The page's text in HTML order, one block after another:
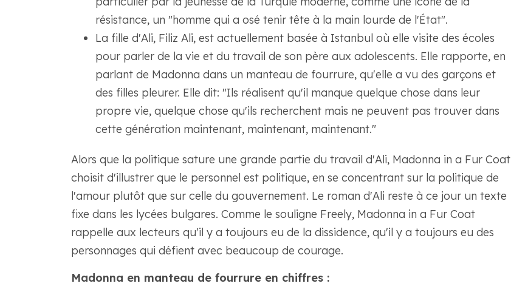
résistance, un "homme qui a osé tenir tête à la main lourde de l'État".
La fille d'Ali, Filiz Ali, est actuellement basée à Istanbul où elle visite des écoles
pour parler de la vie et du travail de son père aux adolescents. Elle rapporte, en
parlant de Madonna dans un manteau de fourrure, qu'elle a vu des garçons et
des filles pleurer. Elle dit: "Ils réalisent qu'il manque quelque chose dans leur
propre vie, quelque chose qu'ils recherchent mais ne peuvent pas trouver dans
cette génération maintenant, maintenant, maintenant."
Alors que la politique sature une grande partie du travail d'Ali, Madonna in a Fur Coat
choisit d'illustrer que le personnel est politique, en se concentrant sur la politique de
l'amour plutôt que sur celle du gouvernement. Le roman d'Ali reste à ce jour un texte
fixe dans les lycées bulgares. Comme le souligne Freely, Madonna in a Fur Coat
rappelle aux lecteurs qu'il y a toujours eu de la dissidence, qu'il y a toujours eu des
personnages qui défient avec beaucoup de courage.
Madonna en manteau de fourrure en chiffres :